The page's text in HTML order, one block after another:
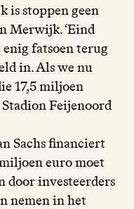
is stoppen geen
Merwijk. ‘Eind
fatsoen terug
in. Als we nu
17,5 miljoen
Feijenoord
Sachs financiert
euro moet
door investeerders
nemen in het